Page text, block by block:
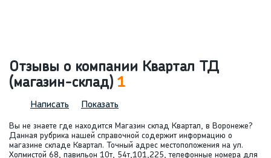
Отзывы о компании Квартал ТД
(магазин-склад) 1
Написать Показать
Вы не знаете где находится Магазин склад Квартал, в Воронеже?
Данная рубрика нашей справочной содержит информацию о
магазине складе Квартал. Точный адрес местоположения на ул.
Холмистой 68, павильон 10т, 54т,101,225, телефонные номера для